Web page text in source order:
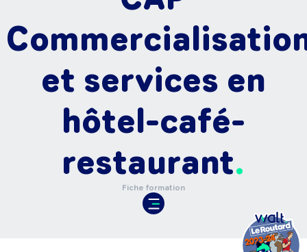
et services en
hôtel-café-
restaurant
Fiche formation